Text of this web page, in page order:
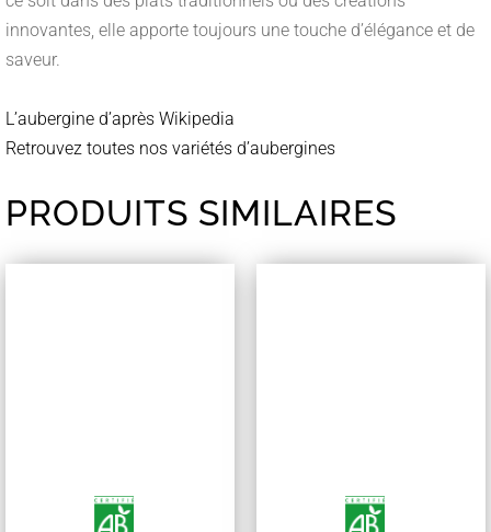
innovantes, elle apporte toujours une touche d’élégance et de
saveur.
L’aubergine d’après Wikipedia
Retrouvez toutes nos variétés d’aubergines
PRODUITS SIMILAIRES